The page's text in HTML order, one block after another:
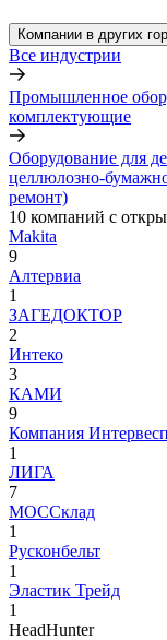
Компании в других
Все индустрии
Промышленное
комплектующие
Оборудование для
целлюлозно-
ремонт)
10 компаний с
Makita
9
Алтервиа
1
ЗАГЕДОКТОР
2
Интеко
3
КАМИ
9
Компания Интервесп
1
ЛИГА
7
МОССклад
1
Русконбельт
1
Эластик Трейд
1
HeadHunter